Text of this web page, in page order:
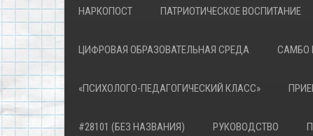
НАРКОПОСТ ПАТРИОТИЧЕСКОЕ ВОСПИТАНИЕ
ЦИФРОВАЯ ОБРАЗОВАТЕЛЬНАЯ СРЕДА САМБО
«ПСИХОЛОГО-ПЕДАГОГИЧЕСКИЙ КЛАСС»
#28101 (БЕЗ НАЗВАНИЯ) РУКОВОДСТВО